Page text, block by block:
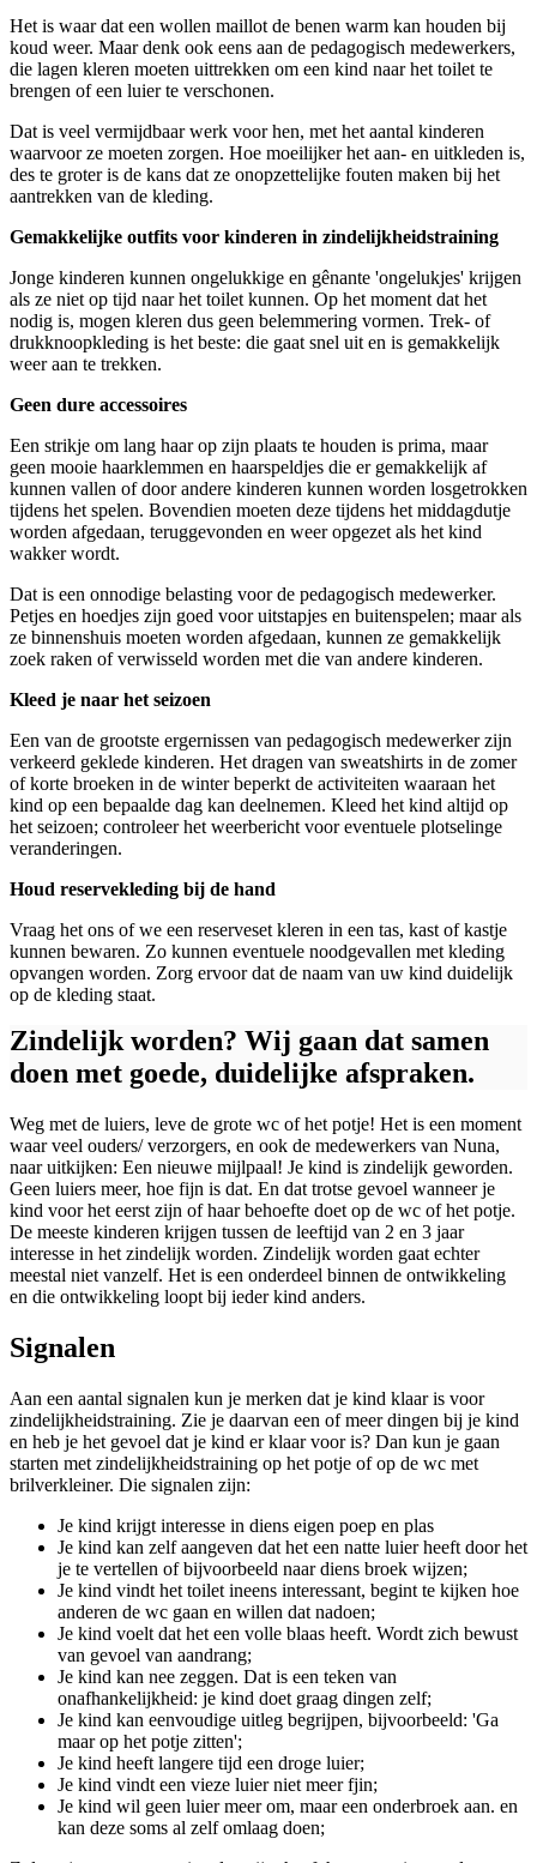
Het is waar dat een wollen maillot de benen warm kan houden bij
koud weer. Maar denk ook eens aan de pedagogisch medewerkers,
die lagen kleren moeten uittrekken om een kind naar het toilet te
brengen of een luier te verschonen.
Dat is veel vermijdbaar werk voor hen, met het aantal kinderen
waarvoor ze moeten zorgen. Hoe moeilijker het aan- en uitkleden is,
des te groter is de kans dat ze onopzettelijke fouten maken bij het
aantrekken van de kleding.
Gemakkelijke outfits voor kinderen in zindelijkheidstraining
Jonge kinderen kunnen ongelukkige en gênante 'ongelukjes' krijgen
als ze niet op tijd naar het toilet kunnen. Op het moment dat het
nodig is, mogen kleren dus geen belemmering vormen. Trek- of
drukknoopkleding is het beste: die gaat snel uit en is gemakkelijk
weer aan te trekken.
Geen dure accessoires
Een strikje om lang haar op zijn plaats te houden is prima, maar
geen mooie haarklemmen en haarspeldjes die er gemakkelijk af
kunnen vallen of door andere kinderen kunnen worden losgetrokken
tijdens het spelen. Bovendien moeten deze tijdens het middagdutje
worden afgedaan, teruggevonden en weer opgezet als het kind
wakker wordt.
Dat is een onnodige belasting voor de pedagogisch medewerker.
Petjes en hoedjes zijn goed voor uitstapjes en buitenspelen; maar als
ze binnenshuis moeten worden afgedaan, kunnen ze gemakkelijk
zoek raken of verwisseld worden met die van andere kinderen.
Kleed je naar het seizoen
Een van de grootste ergernissen van pedagogisch medewerker zijn
verkeerd geklede kinderen. Het dragen van sweatshirts in de zomer
of korte broeken in de winter beperkt de activiteiten waaraan het
kind op een bepaalde dag kan deelnemen. Kleed het kind altijd op
het seizoen; controleer het weerbericht voor eventuele plotselinge
veranderingen.
Houd reservekleding bij de hand
Vraag het ons of we een reserveset kleren in een tas, kast of kastje
kunnen bewaren. Zo kunnen eventuele noodgevallen met kleding
opvangen worden. Zorg ervoor dat de naam van uw kind duidelijk
op de kleding staat.
Zindelijk worden? Wij gaan dat samen
doen met goede, duidelijke afspraken.
Weg met de luiers, leve de grote wc of het potje! Het is een moment
waar veel ouders/ verzorgers, en ook de medewerkers van Nuna,
naar uitkijken: Een nieuwe mijlpaal! Je kind is zindelijk geworden.
Geen luiers meer, hoe fijn is dat. En dat trotse gevoel wanneer je
kind voor het eerst zijn of haar behoefte doet op de wc of het potje.
De meeste kinderen krijgen tussen de leeftijd van 2 en 3 jaar
interesse in het zindelijk worden. Zindelijk worden gaat echter
meestal niet vanzelf. Het is een onderdeel binnen de ontwikkeling
en die ontwikkeling loopt bij ieder kind anders.
Signalen
Aan een aantal signalen kun je merken dat je kind klaar is voor
zindelijkheidstraining. Zie je daarvan een of meer dingen bij je kind
en heb je het gevoel dat je kind er klaar voor is? Dan kun je gaan
starten met zindelijkheidstraining op het potje of op de wc met
brilverkleiner. Die signalen zijn:
Je kind krijgt interesse in diens eigen poep en plas
Je kind kan zelf aangeven dat het een natte luier heeft door het
je te vertellen of bijvoorbeeld naar diens broek wijzen;
Je kind vindt het toilet ineens interessant, begint te kijken hoe
anderen de wc gaan en willen dat nadoen;
Je kind voelt dat het een volle blaas heeft. Wordt zich bewust
van gevoel van aandrang;
Je kind kan nee zeggen. Dat is een teken van
onafhankelijkheid: je kind doet graag dingen zelf;
Je kind kan eenvoudige uitleg begrijpen, bijvoorbeeld: 'Ga
maar op het potje zitten';
Je kind heeft langere tijd een droge luier;
Je kind vindt een vieze luier niet meer fjin;
Je kind wil geen luier meer om, maar een onderbroek aan. en
kan deze soms al zelf omlaag doen;